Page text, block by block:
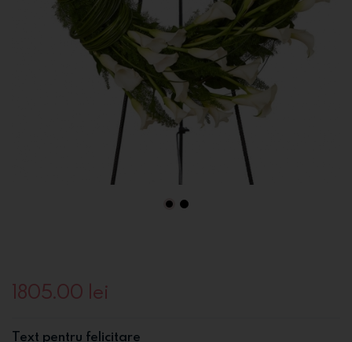
1805.00 lei
Text pentru felicitare